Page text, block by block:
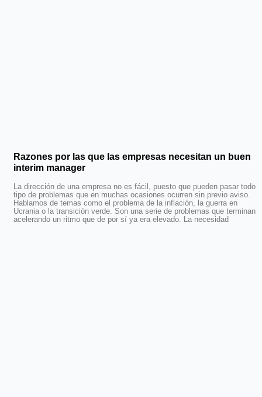
Razones por las que las empresas necesitan un buen
interim manager
La dirección de una empresa no es fácil, puesto que pueden pasar todo
tipo de problemas que en muchas ocasiones ocurren sin previo aviso.
Hablamos de temas como el problema de la inflación, la guerra en
Ucrania o la transición verde. Son una serie de problemas que terminan
acelerando un ritmo que de por sí ya era elevado. La necesidad